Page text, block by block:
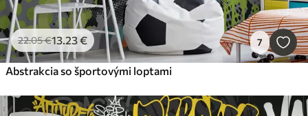
22.05€13.23€ 7
Abstrakcia so športovými loptami